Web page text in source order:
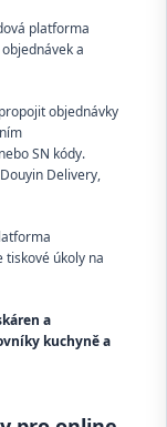
platforma
a
objednávky
SN kódy.
Delivery,
úkoly na
a
kuchyně a